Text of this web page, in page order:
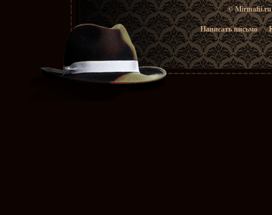
© Mirmafii.ru
Написать письмо